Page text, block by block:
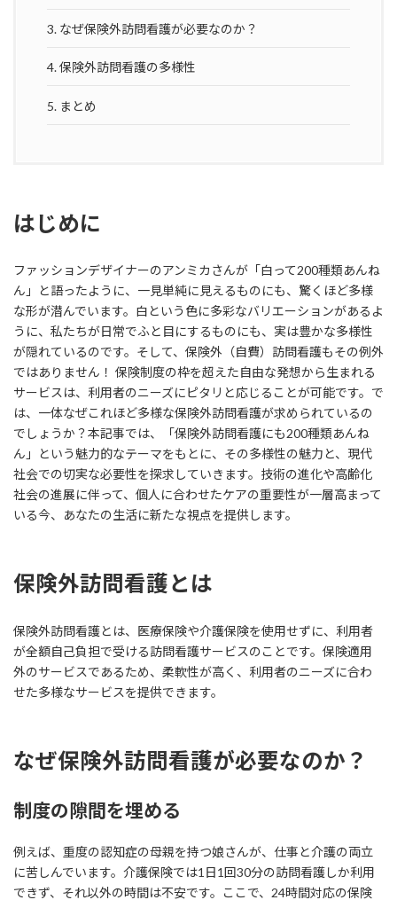
3. なぜ保険外訪問看護が必要なのか？
4.保険外訪問看護の多様性
5. まとめ
はじめに
ファッションデザイナーのアンミカさんが「白って200種類あんね
ん」と語ったように、一見単純に見えるものにも、驚くほど多様
な形が潜んでいます。白という色に多彩なバリエーションがあるよ
うに、私たちが日常でふと目にするものにも、実は豊かな多様性
が隠れているのです。そして、保険外（自費）訪問看護もその例外
ではありません！ 保険制度の枠を超えた自由な発想から生まれる
サービスは、利用者のニーズにピタリと応じることが可能です。で
は、一体なぜこれほど多様な保険外訪問看護が求められているの
でしょうか？本記事では、「保険外訪問看護にも200種類あんね
ん」という魅力的なテーマをもとに、その多様性の魅力と、現代
社会での切実な必要性を探求していきます。技術の進化や高齢化
社会の進展に伴って、個人に合わせたケアの重要性が一層高まって
いる今、あなたの生活に新たな視点を提供します。
保険外訪問看護とは
保険外訪問看護とは、医療保険や介護保険を使用せずに、利用者
が全額自己負担で受ける訪問看護サービスのことです。保険適用
外のサービスであるため、柔軟性が高く、利用者のニーズに合わ
せた多様なサービスを提供できます。
なぜ保険外訪問看護が必要なのか？
制度の隙間を埋める
例えば、重度の認知症の母親を持つ娘さんが、仕事と介護の両立
に苦しんでいます。介護保険では1日1回30分の訪問看護しか利用
できず、それ以外の時間は不安です。ここで、24時間対応の保険